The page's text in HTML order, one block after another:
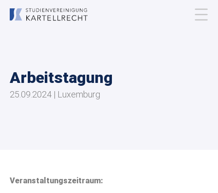
Mitgliedschaft
Arbeitstagung
25.09.2024 | Luxemburg
Veranstaltungszeitraum: